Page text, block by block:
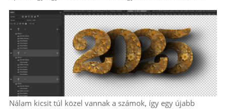
Nálam kicsit túl közel vannak a számok, így egy újabb